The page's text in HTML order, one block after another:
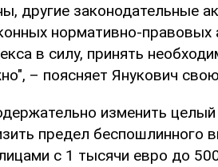
другие законодательные
нормативно-правовых
в силу, принять
– поясняет Янукович
изменить целый
предел беспошлинного
с 1 тысячи евро до